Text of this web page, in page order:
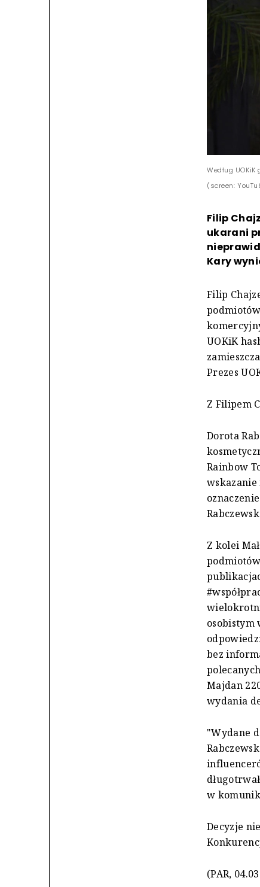
Według
(screen:
Filip
ukarani
Kary
Filip
UOKiK
Prezes
Z Filipem
Dorota
Rainbow
Z kolei
osobistym
bez
Majdan
wydania
"Wydane
w
Decyzje
(PAR,